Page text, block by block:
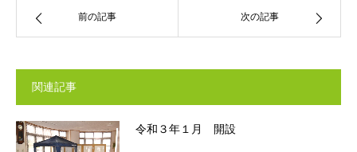
前の記事 次の記事
関連記事
令和３年１月 開設